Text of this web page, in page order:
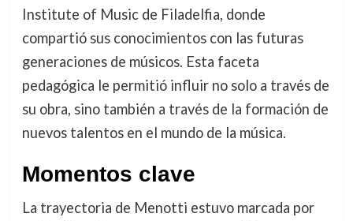
Institute of Music de Filadelfia, donde
compartió sus conocimientos con las futuras
generaciones de músicos. Esta faceta
pedagógica le permitió influir no solo a través de
su obra, sino también a través de la formación de
nuevos talentos en el mundo de la música.
Momentos clave
La trayectoria de Menotti estuvo marcada por